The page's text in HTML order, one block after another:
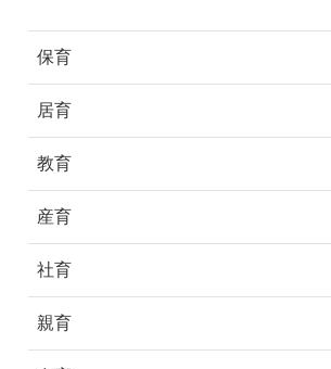
保育
居育
教育
産育
社育
親育